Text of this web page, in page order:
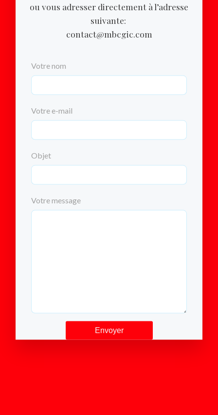
ou vous adresser directement à l’adresse
suivante:
contact@mbcgic.com
Votre nom
Votre e-mail
Objet
Votre message